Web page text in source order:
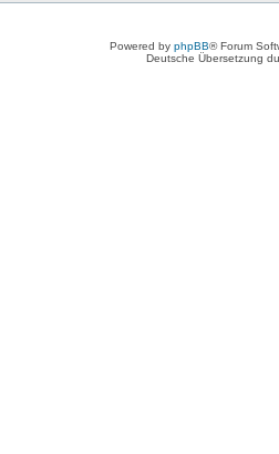
Powered by phpBB® Forum
Deutsche Übersetzung